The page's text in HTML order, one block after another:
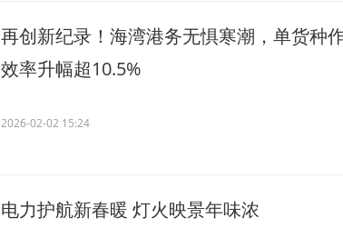
再创新纪录！海湾港务无惧寒潮，单货种
效率升幅超10.5%
2026-02-02 15:24
电力护航新春暖 灯火映景年味浓